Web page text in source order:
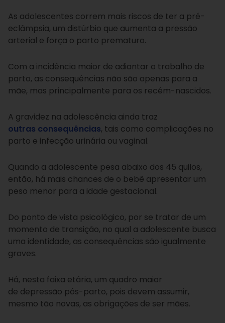
As adolescentes correm mais riscos de ter a pré-
eclâmpsia, um distúrbio que aumenta a pressão
arterial e força o parto prematuro.
Com a incidência maior de adiantar o trabalho de
parto, as consequências não são apenas para a
mãe, mas principalmente para os recém-nascidos.
A gravidez na adolescência ainda traz
outras consequências, tais como complicações no
parto e infecção urinária ou vaginal.
Quando a adolescente pesa abaixo dos 45 quilos,
então, há mais chances de o bebê apresentar um
peso menor para a idade gestacional.
Do ponto de vista psicológico, por se tratar de um
momento de transição, no qual a adolescente busca
uma identidade, as consequências são igualmente
graves.
Há, nesta faixa etária, um quadro maior
de depressão pós-parto, pois devem assumir,
mesmo tão novas, as obrigações de ser mães.